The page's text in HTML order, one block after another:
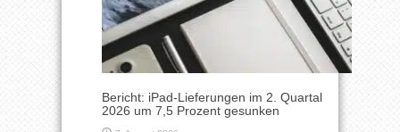
Bericht: iPad-Lieferungen im 2. Quartal
2026 um 7,5 Prozent gesunken